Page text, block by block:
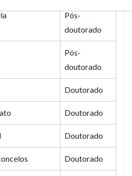
Pós-
doutorado
Pós-
doutorado
Doutorado
Doutorado
Doutorado
Doutorado